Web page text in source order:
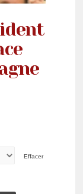
Effacer